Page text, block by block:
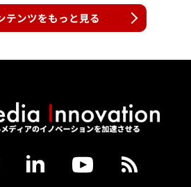
テンツをもっと見る